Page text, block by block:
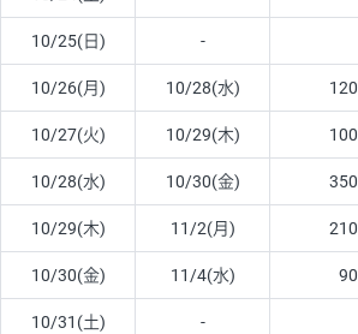
10/25(日) -
10/26(月) 10/28(水) 120
10/27(火) 10/29(木) 100
10/28(水) 10/30(金) 350
10/29(木) 11/2(月) 210
10/30(金) 11/4(水) 90
10/31(土) -